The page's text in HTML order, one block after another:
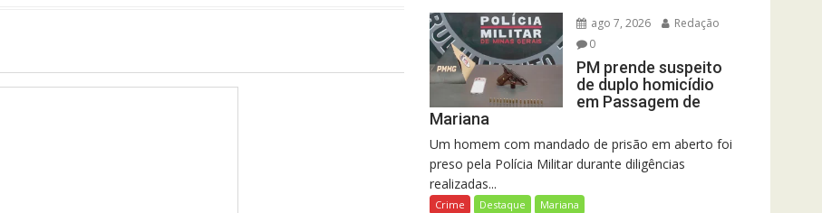
ago 7, 2026
Redação
0
PM prende suspeito
de duplo homicídio
em Passagem de
Mariana
Um homem com mandado de prisão em aberto foi
preso pela Polícia Militar durante diligências
realizadas...
Crime Destaque Mariana